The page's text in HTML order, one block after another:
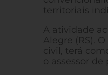
territoriais
A atividade
Alegre (RS).
civil, terá
o assessor